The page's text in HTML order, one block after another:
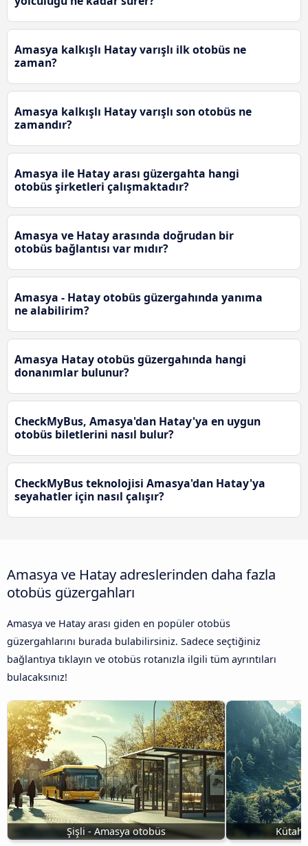
Amasya kalkışlı Hatay varışlı ilk otobüs ne
zaman?
Amasya kalkışlı Hatay varışlı son otobüs ne
zamandır?
Amasya ile Hatay arası güzergahta hangi
otobüs şirketleri çalışmaktadır?
Amasya ve Hatay arasında doğrudan bir
otobüs bağlantısı var mıdır?
Amasya - Hatay otobüs güzergahında yanıma
ne alabilirim?
Amasya Hatay otobüs güzergahında hangi
donanımlar bulunur?
CheckMyBus, Amasya'dan Hatay'ya en uygun
otobüs biletlerini nasıl bulur?
CheckMyBus teknolojisi Amasya'dan Hatay'ya
seyahatler için nasıl çalışır?
Amasya ve Hatay adreslerinden daha fazla
otobüs güzergahları
Amasya ve Hatay arası giden en popüler otobüs
güzergahlarını burada bulabilirsiniz. Sadece seçtiğiniz
bağlantıya tıklayın ve otobüs rotanızla ilgili tüm ayrıntıları
bulacaksınız!
Şişli - Amasya otobüs